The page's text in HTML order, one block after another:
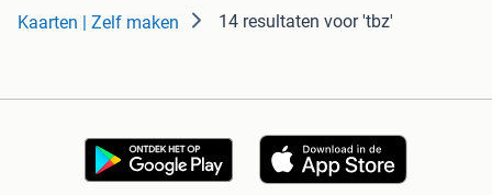
Kaarten | Zelf maken 14 resultaten voor 'tbz'